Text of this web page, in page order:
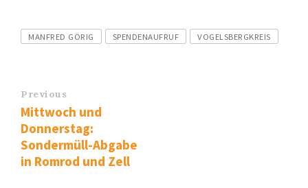
Tags
MANFRED GÖRIG SPENDENAUFRUF VOGELSBERGKREIS
Previous
Mittwoch und
Donnerstag:
Sondermüll-Abgabe
in Romrod und Zell